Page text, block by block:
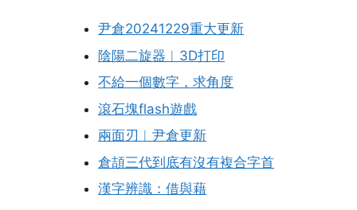
尹倉20241229重大更新
陰陽二旋器︱3D打印
不給一個數字，求角度
滾石塊flash遊戲
兩面刃︱尹倉更新
倉頡三代到底有沒有複合字首
漢字辨識：借與藉